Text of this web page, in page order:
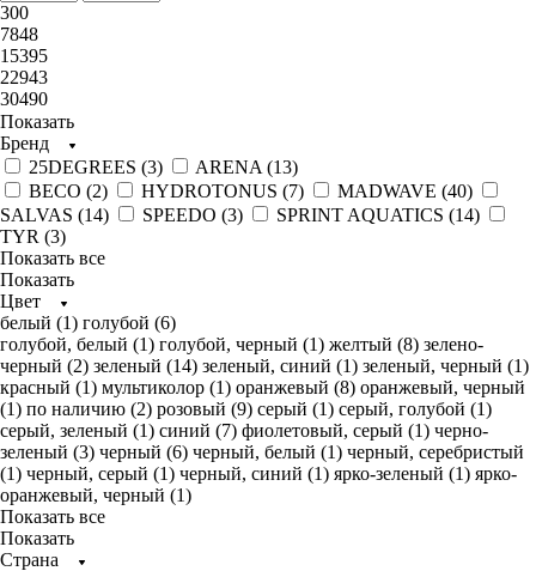
300
7848
15395
22943
30490
Показать
Бренд
25DEGREES (3) ARENA (13)
BECO (2) HYDROTONUS (7) MADWAVE (40)
SALVAS (14) SPEEDO (3) SPRINT AQUATICS (14)
TYR (3)
Показать все
Показать
Цвет
белый (1) голубой (6)
голубой, белый (1) голубой, черный (1) желтый (8) зелено-
черный (2) зеленый (14) зеленый, синий (1) зеленый, черный (1)
красный (1) мультиколор (1) оранжевый (8) оранжевый, черный
(1) по наличию (2) розовый (9) серый (1) серый, голубой (1)
серый, зеленый (1) синий (7) фиолетовый, серый (1) черно-
зеленый (3) черный (6) черный, белый (1) черный, серебристый
(1) черный, серый (1) черный, синий (1) ярко-зеленый (1) ярко-
оранжевый, черный (1)
Показать все
Показать
Страна